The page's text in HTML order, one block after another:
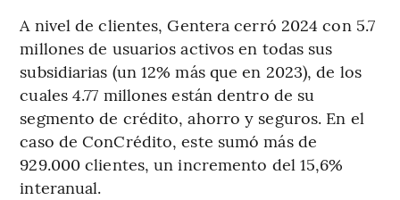
A nivel de clientes, Gentera cerró 2024 con 5.7
millones de usuarios activos en todas sus
subsidiarias (un 12% más que en 2023), de los
cuales 4.77 millones están dentro de su
segmento de crédito, ahorro y seguros. En el
caso de ConCrédito, este sumó más de
929.000 clientes, un incremento del 15,6%
interanual.